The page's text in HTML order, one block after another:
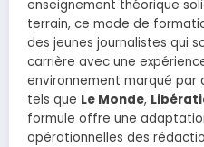
enseignement théorique
terrain, ce mode de
des jeunes journalistes qui
carrière avec une
environnement marqué par
tels que Le Monde,
formule offre une
opérationnelles des